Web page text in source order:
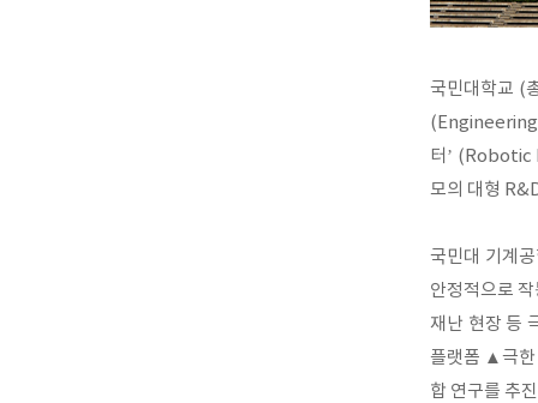
국민대학교 (
(Engineering
터’ (Robotic
모의 대형
국민대 기계
안정적으로
재난 현장 등
플랫폼 ▲극한
합 연구를 추